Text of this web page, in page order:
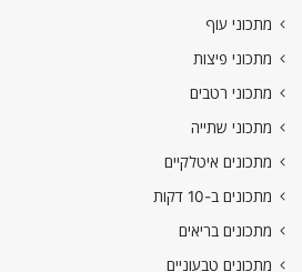
מתכוני עוף
מתכוני פיצות
מתכוני רטבים
מתכוני שתייה
מתכונים איטלקיים
מתכונים ב-10 דקות
מתכונים בריאים
מתכונים טבעוניים